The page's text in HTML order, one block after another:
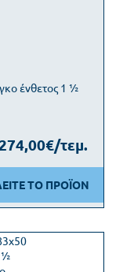
ένθετος 1 ½
274,00€/τεμ.
ΤΟ ΠΡΟΪΟΝ